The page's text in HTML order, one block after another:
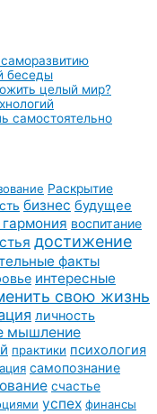
беседы
целый мир?
самостоятельно
Раскрытие
бизнес будущее
воспитание
достижение
факты
интересные
свою жизнь
личность
мышление
практики психология
самопознание
счастье
успех финансы